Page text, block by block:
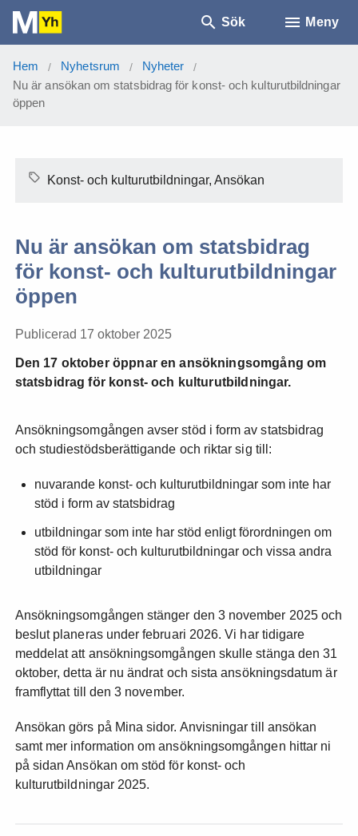
Sök Meny
Hem / Nyhetsrum / Nyheter /
Nu är ansökan om statsbidrag för konst- och kulturutbildningar
öppen
Konst- och kulturutbildningar, Ansökan
Nu är ansökan om statsbidrag
för konst- och kulturutbildningar
öppen
Publicerad 17 oktober 2025
Den 17 oktober öppnar en ansökningsomgång om
statsbidrag för konst- och kulturutbildningar.
Ansökningsomgången avser stöd i form av statsbidrag
och studiestödsberättigande och riktar sig till:
nuvarande konst- och kulturutbildningar som inte har
stöd i form av statsbidrag
utbildningar som inte har stöd enligt förordningen om
stöd för konst- och kulturutbildningar och vissa andra
utbildningar
Ansökningsomgången stänger den 3 november 2025 och
beslut planeras under februari 2026. Vi har tidigare
meddelat att ansökningsomgången skulle stänga den 31
oktober, detta är nu ändrat och sista ansökningsdatum är
framflyttat till den 3 november.
Ansökan görs på Mina sidor. Anvisningar till ansökan
samt mer information om ansökningsomgången hittar ni
på sidan Ansökan om stöd för konst- och
kulturutbildningar 2025.